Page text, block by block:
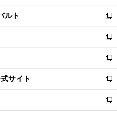
開
く
ウ
で
開
く
ン
ド
ウ
で
開
く
ウ
ィ
ン
ド
ウ
で
開
く
ルト
新
し
い
ウ
ィ
ン
ド
ウ
で
開
新
し
い
ウ
ィ
ン
ド
ウ
新
し
い
ウ
ィ
ン
サイト
新
し
い
ウ
新
し